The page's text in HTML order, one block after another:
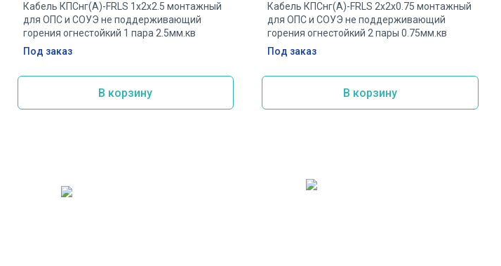
Кабель КПСнг(А)-FRLS 1х2х2.5 монтажный
для ОПС и СОУЭ не поддерживающий
горения огнестойкий 1 пара 2.5мм.кв
Под заказ
В корзину
Кабель КПСнг(А)-FRLS 2х2х0.75 монтажный
для ОПС и СОУЭ не поддерживающий
горения огнестойкий 2 пары 0.75мм.кв
Под заказ
В корзину